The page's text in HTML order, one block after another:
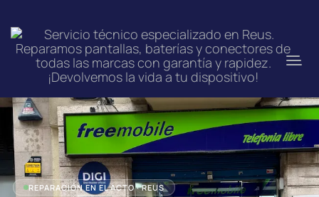
REPARACIÓN EN EL ACTO · REUS